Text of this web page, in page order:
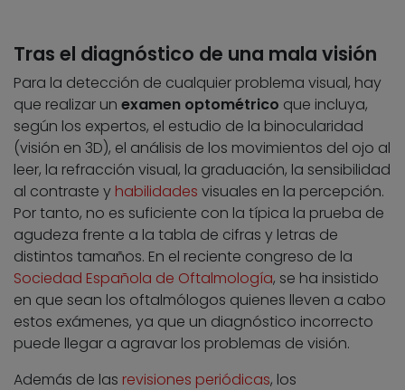
Tras el diagnóstico de una mala visión
Para la detección de cualquier problema visual, hay
que realizar un examen optométrico que incluya,
según los expertos, el estudio de la binocularidad
(visión en 3D), el análisis de los movimientos del ojo al
leer, la refracción visual, la graduación, la sensibilidad
al contraste y habilidades visuales en la percepción.
Por tanto, no es suficiente con la típica la prueba de
agudeza frente a la tabla de cifras y letras de
distintos tamaños. En el reciente congreso de la
Sociedad Española de Oftalmología, se ha insistido
en que sean los oftalmólogos quienes lleven a cabo
estos exámenes, ya que un diagnóstico incorrecto
puede llegar a agravar los problemas de visión.
Además de las revisiones periódicas, los